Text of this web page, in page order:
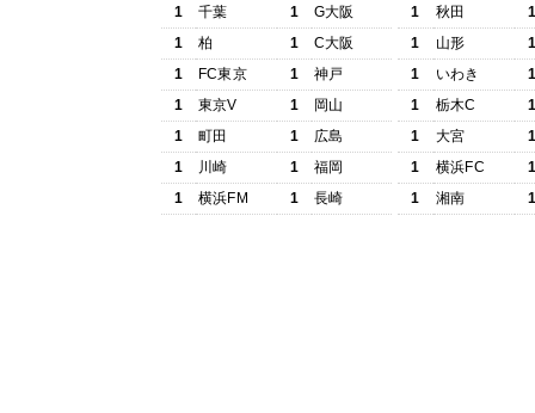
1
千葉 1
G大阪
1
柏 1
C大阪
1
FC東京 1
神戸
1
東京V 1
岡山
1
町田 1
広島
1
川崎 1
福岡
1
横浜FM 1 長崎
1
秋田
1
山形
1
いわき
1
栃木C
1
大宮
1
横浜FC
1
湘南